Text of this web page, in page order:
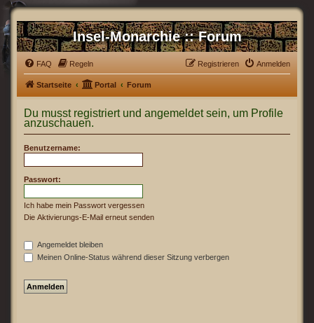
Insel-Monarchie :: Forum
FAQ Regeln Anmelden
Registrieren
Startseite Portal Forum
Du musst registriert und angemeldet sein, um Profile
anzuschauen.
Benutzername:
Passwort:
Ich habe mein Passwort vergessen
Die Aktivierungs-E-Mail erneut senden
Angemeldet bleiben
Meinen Online-Status während dieser Sitzung verbergen